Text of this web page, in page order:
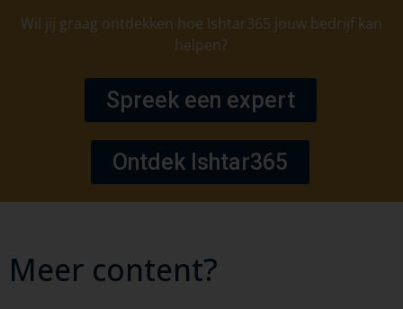
Wil jij graag ontdekken hoe Ishtar365 jouw bedrijf kan
helpen?
Spreek een expert
Ontdek Ishtar365
Meer content?